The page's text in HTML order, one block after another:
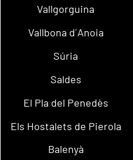
Vallgorguina
Vallbona d´Anoia
Súria
Saldes
El Pla del Penedès
Els Hostalets de Pierola
Balenyà